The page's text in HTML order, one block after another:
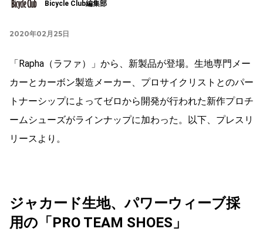
Bicycle Club編集部
2020年02月25日
「Rapha（ラファ）」から、新製品が登場。生地専門メー
カーとカーボン製造メーカー、プロサイクリストとのパー
トナーシップによってゼロから開発が行われた新作プロチ
ームシューズがラインナップに加わった。以下、プレスリ
リースより。
ジャカード生地、パワーウィーブ採
用の「PRO TEAM SHOES」